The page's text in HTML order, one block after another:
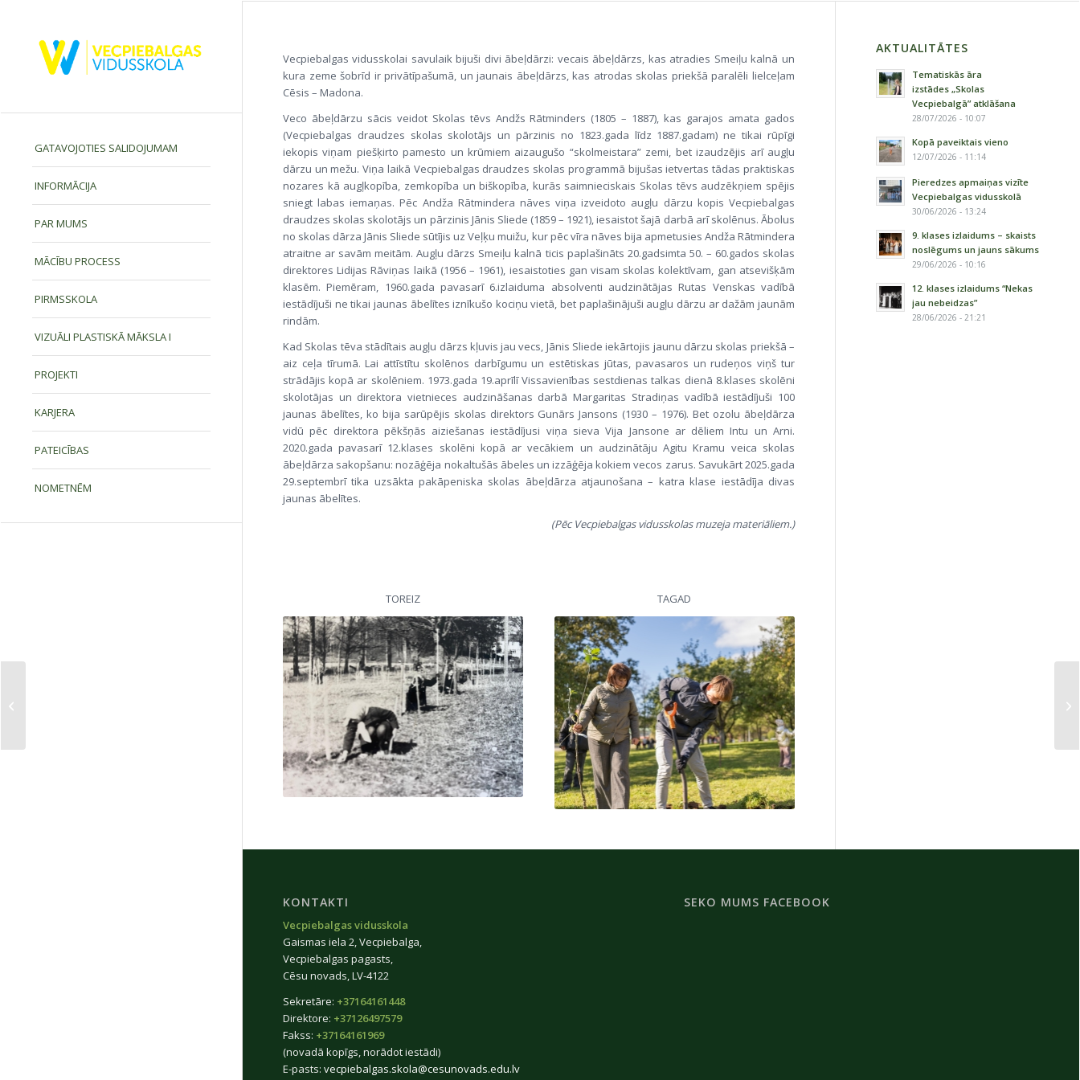
GATAVOJOTIES SALIDOJUMAM
INFORMĀCIJA
PAR MUMS
MĀCĪBU PROCESS
PIRMSSKOLA
VIZUĀLI PLASTISKĀ MĀKSLA I
PROJEKTI
KARJERA
PATEICĪBAS
NOMETNĒM
Vecpiebalgas vidusskolai savulaik bijuši divi ābeļdārzi: vecais ābeļdārzs, kas atradies Smeiļu kalnā un
kura zeme šobrīd ir privātīpašumā, un jaunais ābeļdārzs, kas atrodas skolas priekšā paralēli lielceļam
Cēsis – Madona.
Veco ābeļdārzu sācis veidot Skolas tēvs Andžs Rātminders (1805 – 1887), kas garajos amata gados
(Vecpiebalgas draudzes skolas skolotājs un pārzinis no 1823.gada līdz 1887.gadam) ne tikai rūpīgi
iekopis viņam piešķirto pamesto un krūmiem aizaugušo “skolmeistara” zemi, bet izaudzējis arī augļu
dārzu un mežu. Viņa laikā Vecpiebalgas draudzes skolas programmā bijušas ietvertas tādas praktiskas
nozares kā augļkopība, zemkopība un biškopība, kurās saimnieciskais Skolas tēvs audzēkņiem spējis
sniegt labas iemaņas. Pēc Andža Rātmindera nāves viņa izveidoto augļu dārzu kopis Vecpiebalgas
draudzes skolas skolotājs un pārzinis Jānis Sliede (1859 – 1921), iesaistot šajā darbā arī skolēnus. Ābolus
no skolas dārza Jānis Sliede sūtījis uz Veļķu muižu, kur pēc vīra nāves bija apmetusies Andža Rātmindera
atraitne ar savām meitām. Augļu dārzs Smeiļu kalnā ticis paplašināts 20.gadsimta 50. – 60.gados skolas
direktores Lidijas Rāviņas laikā (1956 – 1961), iesaistoties gan visam skolas kolektīvam, gan atsevišķām
klasēm. Piemēram, 1960.gada pavasarī 6.izlaiduma absolventi audzinātājas Rutas Venskas vadībā
iestādījuši ne tikai jaunas ābelītes iznīkušo kociņu vietā, bet paplašinājuši augļu dārzu ar dažām jaunām
rindām.
Kad Skolas tēva stādītais augļu dārzs kļuvis jau vecs, Jānis Sliede iekārtojis jaunu dārzu skolas priekšā –
aiz ceļa tīrumā. Lai attīstītu skolēnos darbīgumu un estētiskas jūtas, pavasaros un rudeņos viņš tur
strādājis kopā ar skolēniem. 1973.gada 19.aprīlī Vissavienības sestdienas talkas dienā 8.klases skolēni
skolotājas un direktora vietnieces audzināšanas darbā Margaritas Stradiņas vadībā iestādījuši 100
jaunas ābelītes, ko bija sarūpējis skolas direktors Gunārs Jansons (1930 – 1976). Bet ozolu ābeļdārza
vidū pēc direktora pēkšņās aiziešanas iestādījusi viņa sieva Vija Jansone ar dēliem Intu un Arni.
2020.gada pavasarī 12.klases skolēni kopā ar vecākiem un audzinātāju Agitu Kramu veica skolas
ābeļdārza sakopšanu: nozāģēja nokaltušās ābeles un izzāģēja kokiem vecos zarus. Savukārt 2025.gada
29.septembrī tika uzsākta pakāpeniska skolas ābeļdārza atjaunošana – katra klase iestādīja divas
jaunas ābelītes.
(Pēc Vecpiebalgas vidusskolas muzeja materiāliem.)
TOREIZ TAGAD
AKTUALITĀTES
Tematiskās āra
izstādes „Skolas
Vecpiebalgā” atklāšana
28/07/2026 - 10:07
Kopā paveiktais vieno
12/07/2026 - 11:14
Pieredzes apmaiņas vizīte
Vecpiebalgas vidusskolā
30/06/2026 - 13:24
9. klases izlaidums – skaists
noslēgums un jauns sākums
29/06/2026 - 10:16
12. klases izlaidums “Nekas
jau nebeidzas”
28/06/2026 - 21:21
KONTAKTI
Vecpiebalgas vidusskola
Gaismas iela 2, Vecpiebalga,
Vecpiebalgas pagasts,
Cēsu novads, LV-4122
Sekretāre: +37164161448
Direktore: +37126497579
Fakss: +37164161969
(novadā kopīgs, norādot iestādi)
E-pasts: vecpiebalgas.skola@cesunovads.edu.lv
SEKO MUMS FACEBOOK